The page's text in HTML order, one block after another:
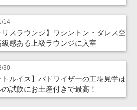
14
リスラウンジ】ワシントン・ダレス空
級感ある上級ラウンジに入室
30
トルイス】バドワイザーの工場見学は
の試飲にお土産付きで最高！